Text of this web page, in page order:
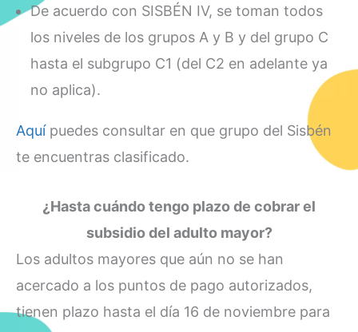
De acuerdo con SISBÉN IV, se toman todos
los niveles de los grupos A y B y del grupo C
hasta el subgrupo C1 (del C2 en adelante ya
no aplica).
Aquí puedes consultar en que grupo del Sisbén
te encuentras clasificado.
¿Hasta cuándo tengo plazo de cobrar el
subsidio del adulto mayor?
Los adultos mayores que aún no se han
acercado a los puntos de pago autorizados,
tienen plazo hasta el día 16 de noviembre para